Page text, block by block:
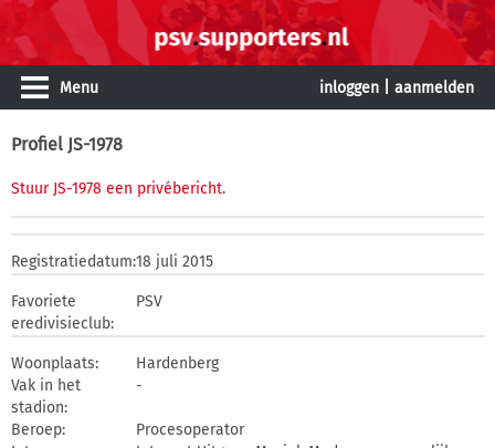
Menu inloggen aanmelden
Profiel JS-1978
Stuur JS-1978 een privébericht.
Registratiedatum:18 juli 2015
Favoriete
eredivisieclub:
PSV
Woonplaats:
Hardenberg
Vak in het
stadion:
-
Beroep:
Procesoperator